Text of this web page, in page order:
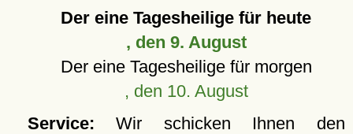
Der eine Tagesheilige für heute
, den 9. August
Der eine Tagesheilige für morgen
, den 10. August
Service: Wir schicken Ihnen den